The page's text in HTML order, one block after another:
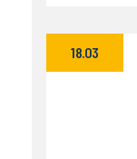
18.03